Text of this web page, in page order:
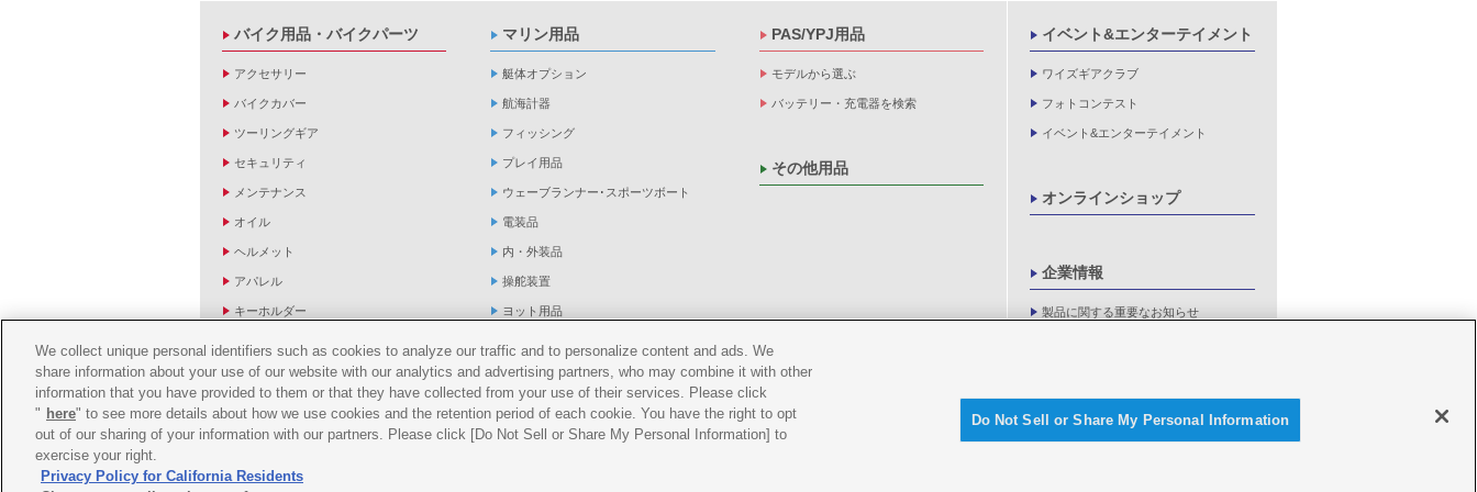
バイク用品・バイクパーツ
アクセサリー
バイクカバー
ツーリングギア
セキュリティ
メンテナンス
オイル
ヘルメット
アパレル
キーホルダー
バイク雑貨
YZF R1/R6レーシングキットパーツ
マリン用品
艇体オプション
航海計器
フィッシング
プレイ用品
ウェーブランナー･スポーツボート
電装品
内・外装品
操舵装置
ヨット用品
救命品・検査品
メンテナンス
アパレル
PAS/YPJ用品
モデルから選ぶ
バッテリー・充電器を検索
その他用品
イベント&エンターテイメント
ワイズギアクラブ
フォトコンテスト
イベント&エンターテイメント
オンラインショップ
企業情報
製品に関する重要なお知らせ
We collect unique personal identifiers such as cookies to analyze our traffic and to personalize content and ads. We
share information about your use of our website with our analytics and advertising partners, who may combine it with other
information that you have provided to them or that they have collected from your use of their services. Please click
" here" to see more details about how we use cookies and the retention period of each cookie. You have the right to opt
out of our sharing of your information with our partners. Please click [Do Not Sell or Share My Personal Information] to
exercise your right.
Privacy Policy for California Residents
Do Not Sell or Share My Personal Information